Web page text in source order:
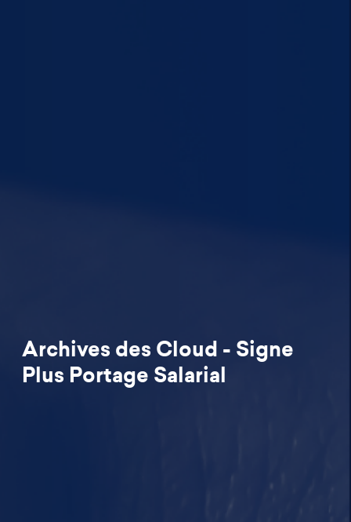
Archives des Cloud - Signe
Plus Portage Salarial